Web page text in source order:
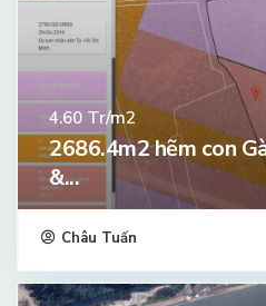
4.60 Tr/m2
2686.4m2 hẽm con
&...
Châu Tuấn